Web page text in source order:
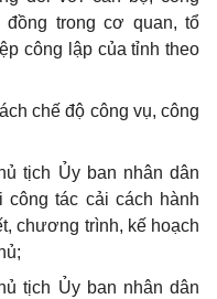
trong cơ quan, tổ
công lập của tỉnh theo
chế độ công vụ, công
tịch Ủy ban nhân dân
công tác cải cách hành
chương trình, kế hoạch
tịch Ủy ban nhân dân